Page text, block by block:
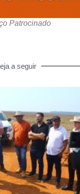
Patrocinado
a seguir